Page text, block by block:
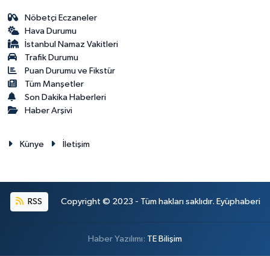
Nöbetçi Eczaneler
Hava Durumu
İstanbul Namaz Vakitleri
Trafik Durumu
Puan Durumu ve Fikstür
Tüm Manşetler
Son Dakika Haberleri
Haber Arşivi
Künye İletişim
RSS Copyright © 2023 - Tüm hakları saklıdır. Eyüphaberi
Haber Yazılımı: TE Bilişim